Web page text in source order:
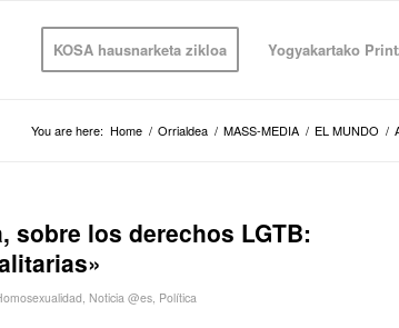
KOSA hausnarketa zikloa Yogyakartako
You are here: Home / Orrialdea / MASS-MEDIA / EL MUNDO /
sobre los derechos LGTB:
, Noticia @es, Política